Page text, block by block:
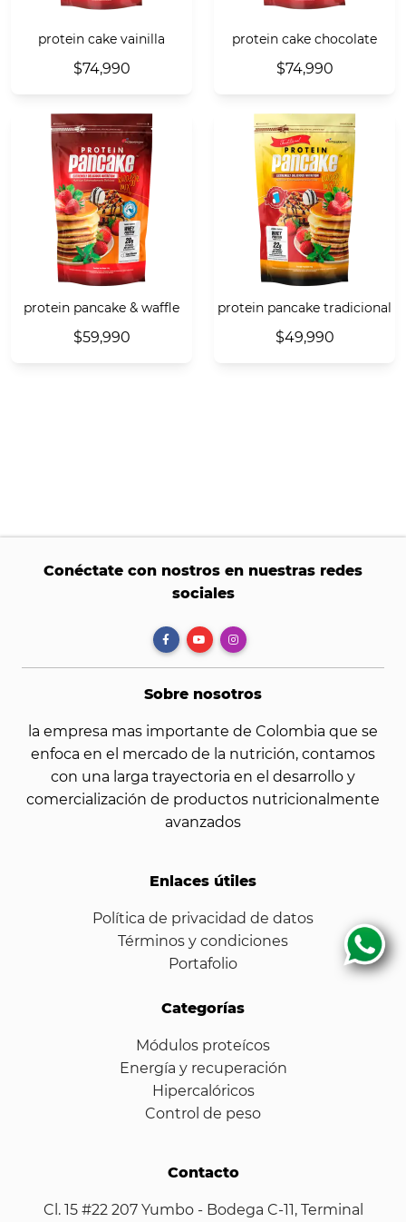
protein cake vainilla
$74,990
protein cake chocolate
$74,990
protein pancake & waffle
$59,990
protein pancake tradicional
$49,990
Conéctate con nostros en nuestras redes
sociales
Sobre nosotros
la empresa mas importante de Colombia que se
enfoca en el mercado de la nutrición, contamos
con una larga trayectoria en el desarrollo y
comercialización de productos nutricionalmente
avanzados
Enlaces útiles
Política de privacidad de datos
Términos y condiciones
Portafolio
Categorías
Módulos proteícos
Energía y recuperación
Hipercalóricos
Control de peso
Contacto
Cl. 15 #22 207 Yumbo - Bodega C-11, Terminal